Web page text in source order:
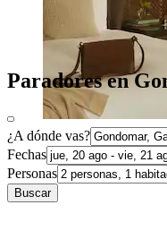
Paradores en
¿A dónde vas?
Fechas
Personas
Buscar